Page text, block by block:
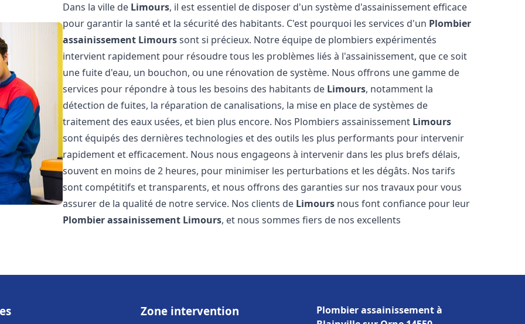
Dans la ville de Limours, il est essentiel de disposer d'un système d'assainissement efficace
pour garantir la santé et la sécurité des habitants. C'est pourquoi les services d'un Plombier
assainissement Limourssont si précieux. Notre équipe de plombiers expérimentés
intervient rapidement pour résoudre tous les problèmes liés à l'assainissement, que ce soit
une fuite d'eau, un bouchon, ou une rénovation de système. Nous offrons une gamme de
services pour répondre à tous les besoins des habitants de Limours, notamment la
détection de fuites, la réparation de canalisations, la mise en place de systèmes de
traitement des eaux usées, et bien plus encore. Nos Plombiers assainissement Limours
sont équipés des dernières technologies et des outils les plus performants pour intervenir
rapidement et efficacement. Nous nous engageons à intervenir dans les plus brefs délais,
souvent en moins de 2 heures, pour minimiser les perturbations et les dégâts. Nos tarifs
sont compétitifs et transparents, et nous offrons des garanties sur nos travaux pour vous
assurer de la qualité de notre service. Nos clients de Limours nous font confiance pour leur
Plombier assainissement Limours, et nous sommes fiers de nos excellents
Zone intervention
Plombier assainissement à